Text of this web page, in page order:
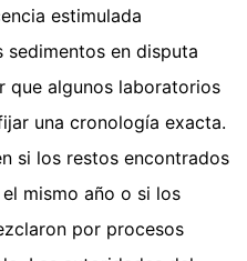
estimulada
en disputa
que algunos laboratorios
una cronología exacta.
si los restos encontrados
mismo año o si los
por procesos